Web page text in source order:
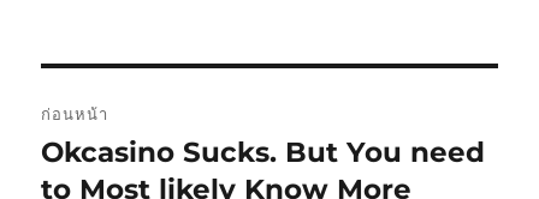
เรื่อง
ก่อนหน้า
เรื่อง
ก่อน
Okcasino Sucks. But You need
to Most likely Know More